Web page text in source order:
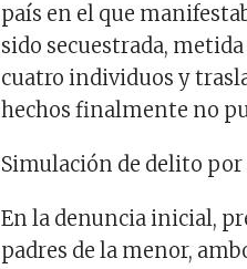
país en el que
sido secuestrada,
cuatro individuos y
hechos finalmente no
Simulación de delito
En la denuncia inicial,
padres de la menor,